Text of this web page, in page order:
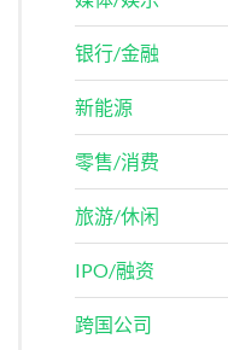
银行/金融
新能源
零售/消费
旅游/休闲
IPO/融资
跨国公司